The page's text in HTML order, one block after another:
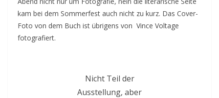
kam bei dem Sommerfest auch nicht zu kurz. Das Cover-
Foto von dem Buch ist übrigens von Vince Voltage
fotografiert.
Nicht Teil der
Ausstellung, aber